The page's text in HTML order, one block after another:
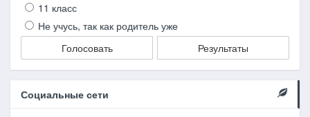
11 класс
Не учусь, так как родитель уже
Голосовать
Результаты
Социальные сети